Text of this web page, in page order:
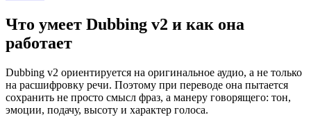
Что умеет Dubbing v2 и как она
работает
Dubbing v2 ориентируется на оригинальное аудио, а не только
на расшифровку речи. Поэтому при переводе она пытается
сохранить не просто смысл фраз, а манеру говорящего: тон,
эмоции, подачу, высоту и характер голоса.